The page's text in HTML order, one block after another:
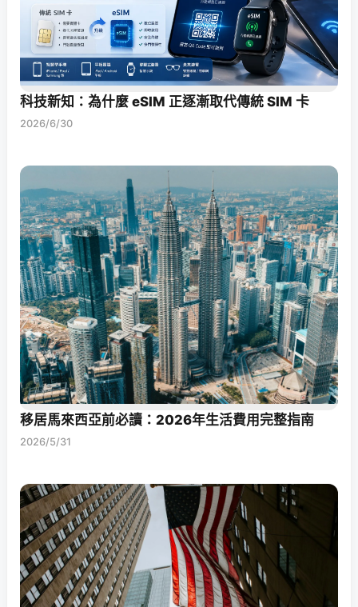
科技新知：為什麼 eSIM 正逐漸取代傳統 SIM 卡
2026/6/30
移居馬來西亞前必讀：2026年生活費用完整指南
2026/5/31